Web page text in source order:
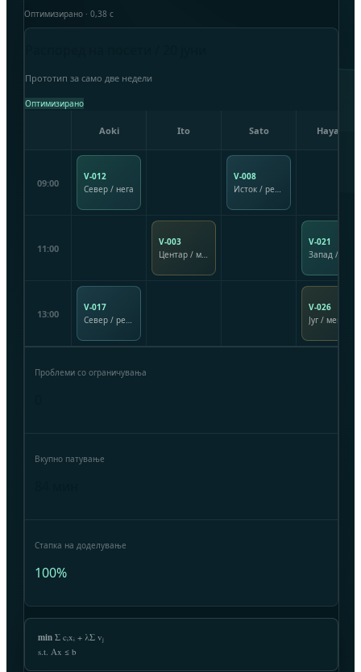
Оптимизирано · 0,38 с
Прототип за само две недели
Оптимизирано
Aoki Ito Sato Hayashi
09:00
V-012
Север / нега
V-008
Исток / рехабилитација
11:00
V-003
Центар / ментална поддршка
V-021
13:00
V-017
Север / рехабилитација
V-026
Проблеми со ограничувања
Вкупно патување
Стапка на доделување
100%
min Σ cᵢxᵢ + λΣ vⱼ
s.t. Ax ≤ b